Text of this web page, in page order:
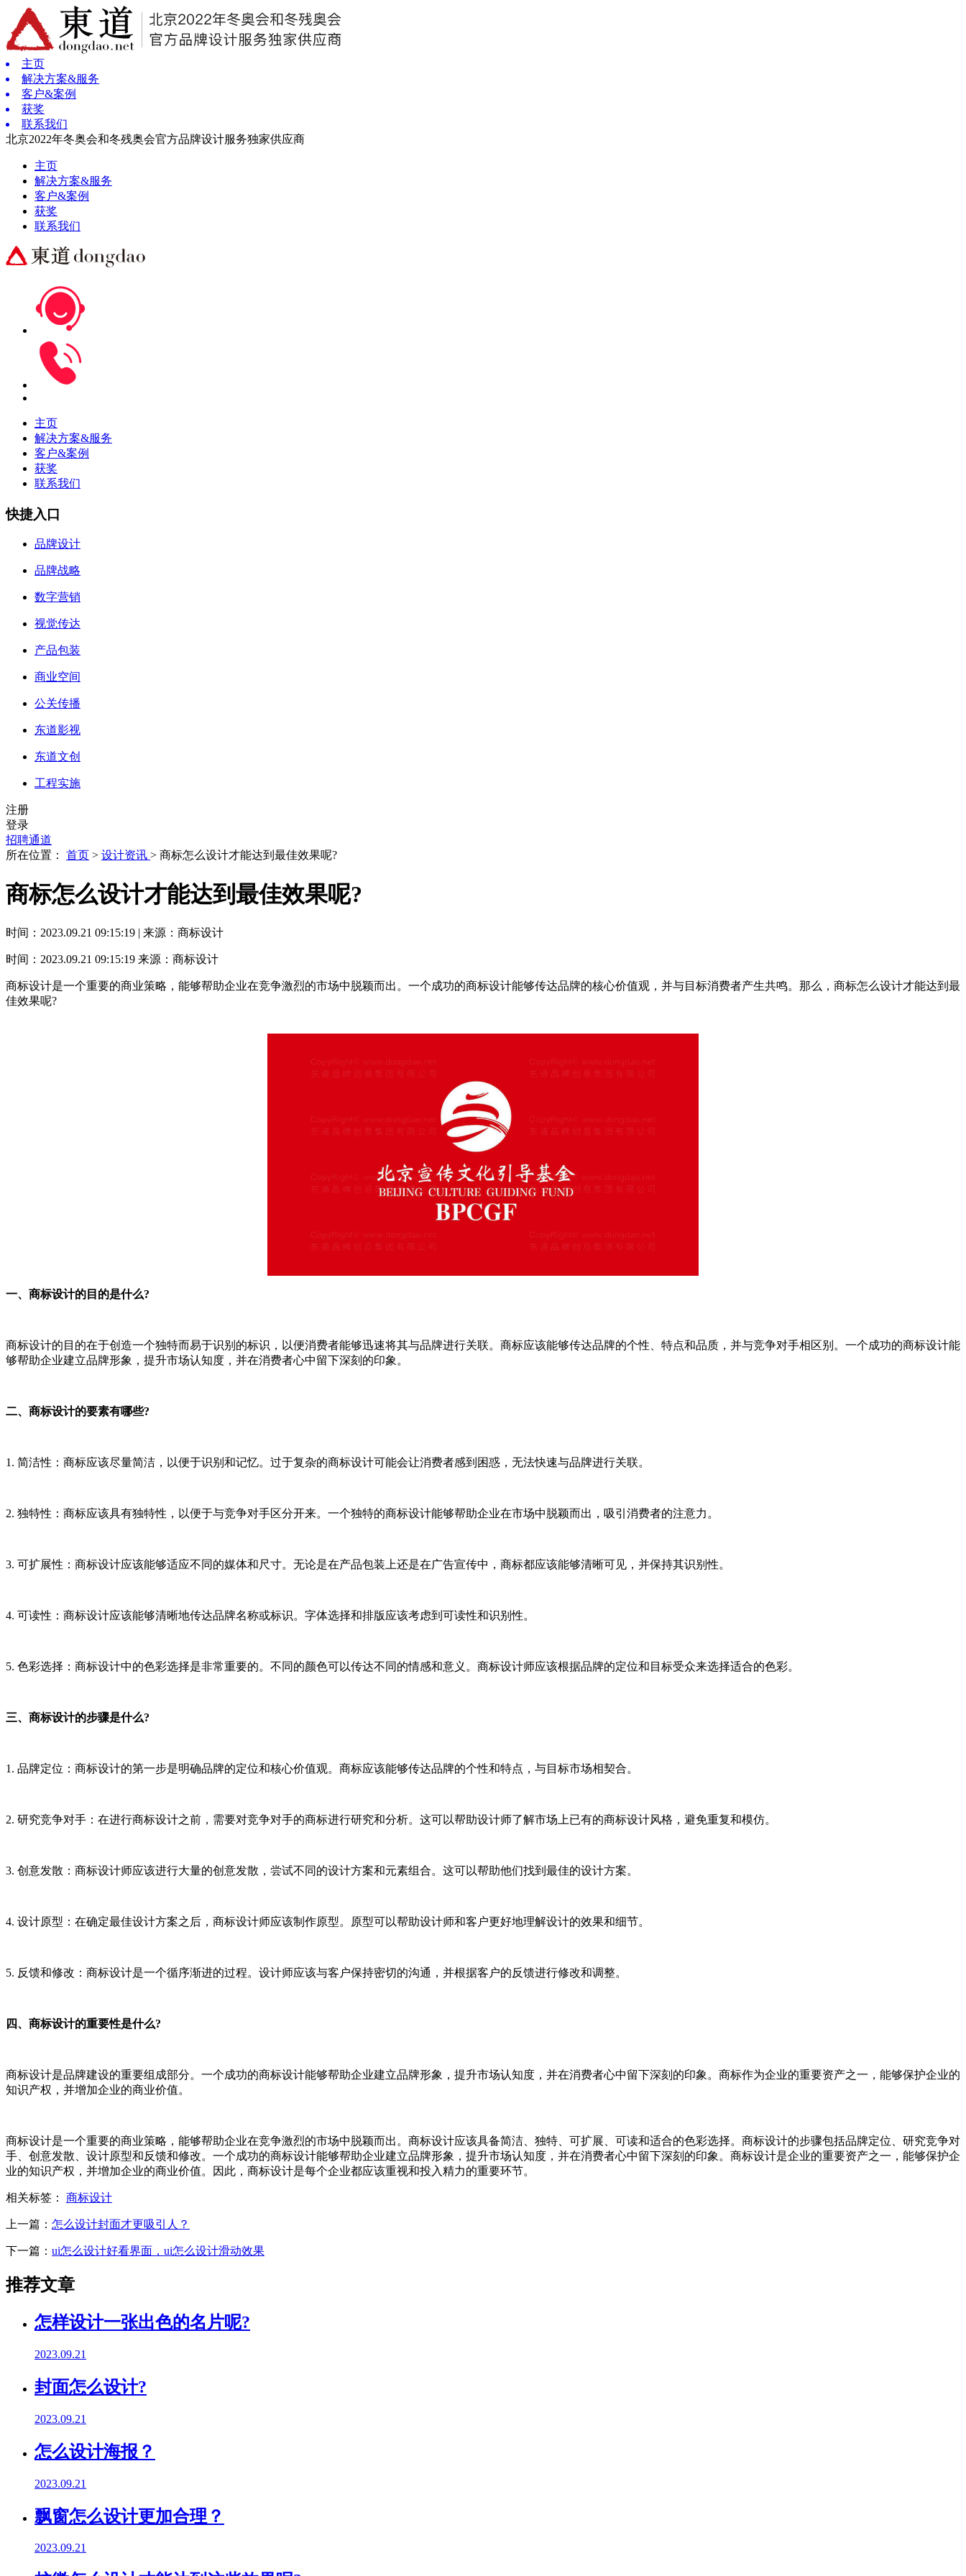
主页
解决方案&服务
客户&案例
获奖
联系我们
北京2022年冬奥会和冬残奥会官方品牌设计服务独家供应商
主页
解决方案&服务
客户&案例
获奖
联系我们
主页
解决方案&服务
客户&案例
获奖
联系我们
快捷入口
品牌设计
品牌战略
数字营销
视觉传达
产品包装
商业空间
公关传播
东道影视
东道文创
工程实施
注册
登录
招聘通道
所在位置： 首页 > 设计资讯 > 商标怎么设计才能达到最佳效果呢?
商标怎么设计才能达到最佳效果呢?
时间：2023.09.21 09:15:19 | 来源：商标设计
时间：2023.09.21 09:15:19 来源：商标设计
商标设计是一个重要的商业策略，能够帮助企业在竞争激烈的市场中脱颖而出。一个成功的商标设计能够传达品牌的核心价值观，并与目标消费者产生共鸣。那么，商标怎么设计才能达到最
佳效果呢?
一、商标设计的目的是什么?
商标设计的目的在于创造一个独特而易于识别的标识，以便消费者能够迅速将其与品牌进行关联。商标应该能够传达品牌的个性、特点和品质，并与竞争对手相区别。一个成功的商标设计能
够帮助企业建立品牌形象，提升市场认知度，并在消费者心中留下深刻的印象。
二、商标设计的要素有哪些?
1. 简洁性：商标应该尽量简洁，以便于识别和记忆。过于复杂的商标设计可能会让消费者感到困惑，无法快速与品牌进行关联。
2. 独特性：商标应该具有独特性，以便于与竞争对手区分开来。一个独特的商标设计能够帮助企业在市场中脱颖而出，吸引消费者的注意力。
3. 可扩展性：商标设计应该能够适应不同的媒体和尺寸。无论是在产品包装上还是在广告宣传中，商标都应该能够清晰可见，并保持其识别性。
4. 可读性：商标设计应该能够清晰地传达品牌名称或标识。字体选择和排版应该考虑到可读性和识别性。
5. 色彩选择：商标设计中的色彩选择是非常重要的。不同的颜色可以传达不同的情感和意义。商标设计师应该根据品牌的定位和目标受众来选择适合的色彩。
三、商标设计的步骤是什么?
1. 品牌定位：商标设计的第一步是明确品牌的定位和核心价值观。商标应该能够传达品牌的个性和特点，与目标市场相契合。
2. 研究竞争对手：在进行商标设计之前，需要对竞争对手的商标进行研究和分析。这可以帮助设计师了解市场上已有的商标设计风格，避免重复和模仿。
3. 创意发散：商标设计师应该进行大量的创意发散，尝试不同的设计方案和元素组合。这可以帮助他们找到最佳的设计方案。
4. 设计原型：在确定最佳设计方案之后，商标设计师应该制作原型。原型可以帮助设计师和客户更好地理解设计的效果和细节。
5. 反馈和修改：商标设计是一个循序渐进的过程。设计师应该与客户保持密切的沟通，并根据客户的反馈进行修改和调整。
四、商标设计的重要性是什么?
商标设计是品牌建设的重要组成部分。一个成功的商标设计能够帮助企业建立品牌形象，提升市场认知度，并在消费者心中留下深刻的印象。商标作为企业的重要资产之一，能够保护企业的
知识产权，并增加企业的商业价值。
商标设计是一个重要的商业策略，能够帮助企业在竞争激烈的市场中脱颖而出。商标设计应该具备简洁、独特、可扩展、可读和适合的色彩选择。商标设计的步骤包括品牌定位、研究竞争对
手、创意发散、设计原型和反馈和修改。一个成功的商标设计能够帮助企业建立品牌形象，提升市场认知度，并在消费者心中留下深刻的印象。商标设计是企业的重要资产之一，能够保护企
业的知识产权，并增加企业的商业价值。因此，商标设计是每个企业都应该重视和投入精力的重要环节。
相关标签： 商标设计
上一篇： 怎么设计封面才更吸引人？
下一篇： ui怎么设计好看界面，ui怎么设计滑动效果
推荐文章
怎样设计一张出色的名片呢?
2023.09.21
封面怎么设计?
2023.09.21
怎么设计海报？
2023.09.21
飘窗怎么设计更加合理？
2023.09.21